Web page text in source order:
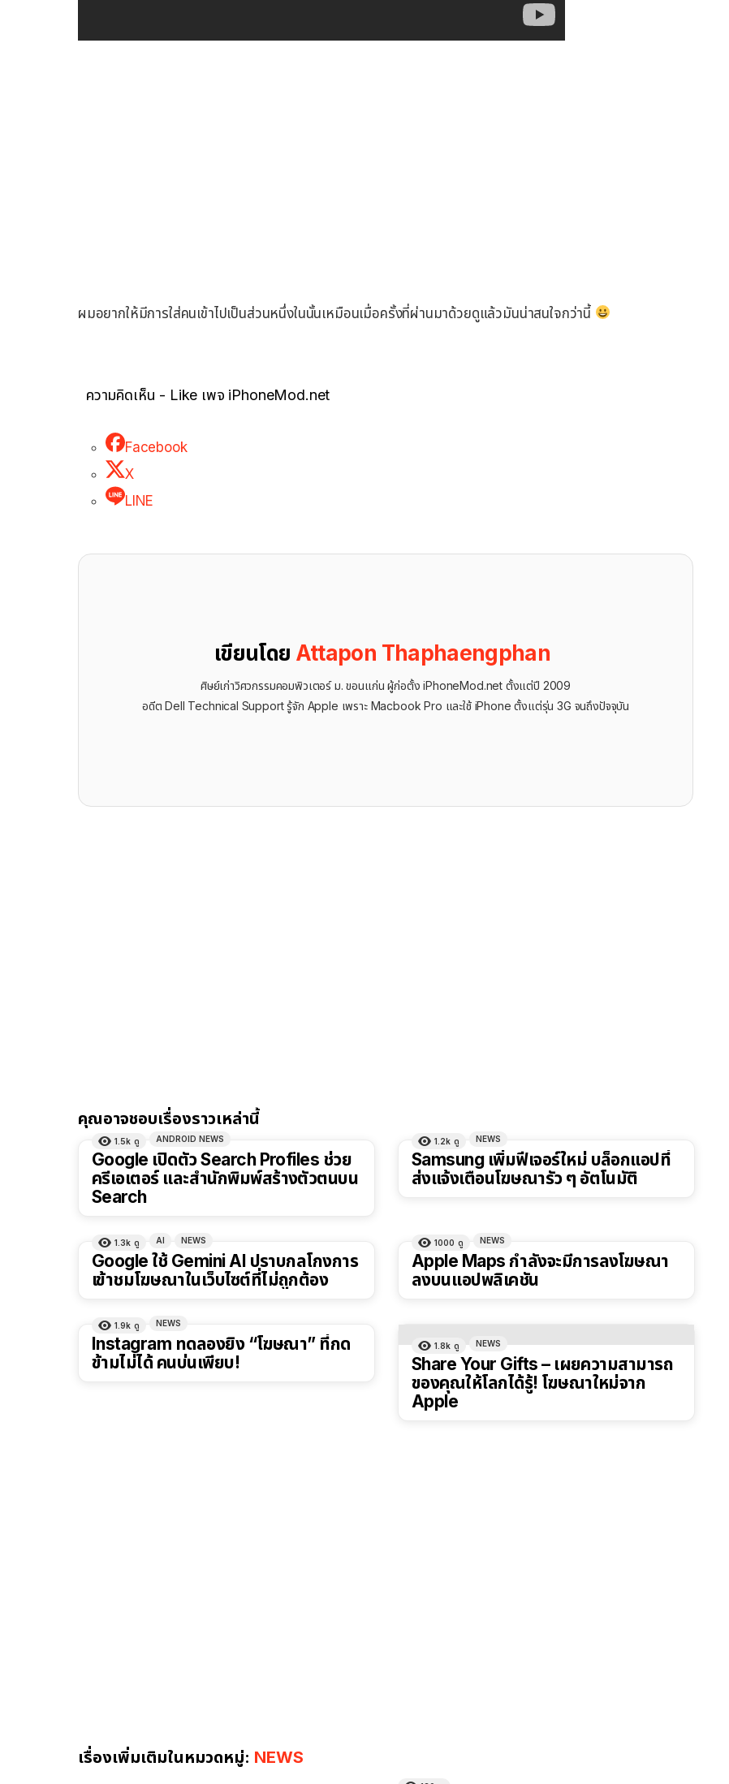
ผมอยากให้มีการใส่คนเข้าไปเป็นส่วนหนึ่งในนั้นเหมือนเมื่อครั้งที่ผ่านมาด้วยดูแล้วมันน่าสนใจกว่านี้
ความคิดเห็น - Like เพจ iPhoneMod.net
Facebook
X
LINE
เขียนโดย Attapon Thaphaengphan
ศิษย์เก่าวิศวกรรมคอมพิวเตอร์ ม. ขอนแก่น ผู้ก่อตั้ง iPhoneMod.net ตั้งแต่ปี 2009
อดีต Dell Technical Support รู้จัก ​Apple เพราะ Macbook Pro และใช้ iPhone ตั้งแต่รุ่น 3G จนถึงปัจจุบัน
คุณอาจชอบเรื่องราวเหล่านี้
1.5k ดู ANDROID NEWS
Google เปิดตัว Search Profiles ช่วย
ครีเอเตอร์ และสำนักพิมพ์สร้างตัวตนบน
Search
1.2k ดู NEWS
Samsung เพิ่มฟีเจอร์ใหม่ บล็อกแอปที่
ส่งแจ้งเตือนโฆษณารัว ๆ อัตโนมัติ
1.3k ดู AI NEWS
Google ใช้ Gemini AI ปราบกลโกงการ
เข้าชมโฆษณาในเว็บไซต์ที่ไม่ถูกต้อง
1000 ดู NEWS
Apple Maps กำลังจะมีการลงโฆษณา
ลงบนเเอปพลิเคชัน
1.9k ดู NEWS
Instagram ทดลองยิง “โฆษณา” ที่กด
ข้ามไม่ได้ คนบ่นเพียบ!
1.8k ดู NEWS
Share Your Gifts – เผยความสามารถ
ของคุณให้โลกได้รู้! โฆษณาใหม่จาก
Apple
เรื่องเพิ่มเติมในหมวดหมู่: NEWS